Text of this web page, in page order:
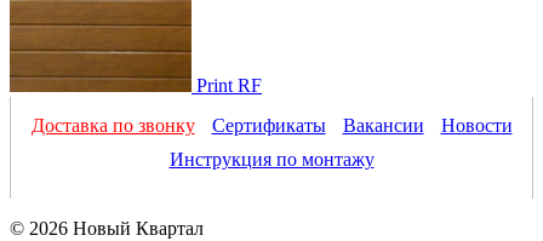
Print RF
Доставка по звонку
Сертификаты Вакансии
Новости
Инструкция по монтажу
© 2026 Новый Квартал